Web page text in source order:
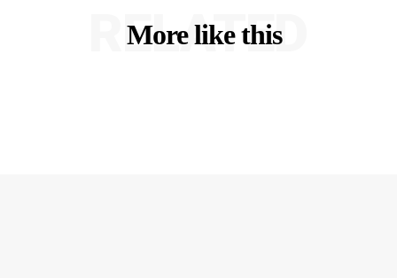
More like this
RELATED